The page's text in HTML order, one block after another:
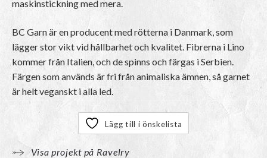
maskinstickning med mera.
BC Garn är en producent med rötterna i Danmark, som
lägger stor vikt vid hållbarhet och kvalitet. Fibrerna i Lino
kommer från Italien, och de spinns och färgas i Serbien.
Färgen som används är fri från animaliska ämnen, så garnet
är helt veganskt i alla led.
Lägg till i önskelista
Visa projekt på Ravelry